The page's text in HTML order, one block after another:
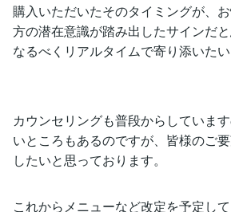
購入いただいたそのタイミングが、
方の潜在意識が踏み出したサインだと
なるべくリアルタイムで寄り添いたい
カウンセリングも普段からしていま
いところもあるのですが、皆様のご
したいと思っております。
これからメニューなど改定を予定し